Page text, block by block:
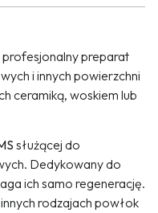
profesjonalny preparat
i innych powierzchni
ceramiką, woskiem lub
służącej do
Dedykowany do
ich samo regenerację.
rodzajach powłok